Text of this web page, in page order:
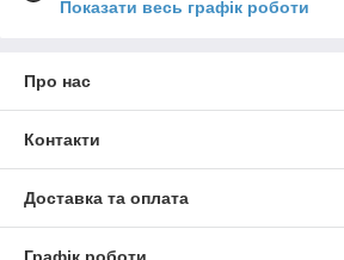
Показати весь графік роботи
Про нас
Контакти
Доставка та оплата